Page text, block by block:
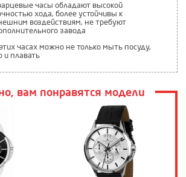
часы обладают высокой
хода, более устойчивы к
воздействиям, не требуют
завода
часах можно не только мыть посуду,
и плавать
вам понравятся модели